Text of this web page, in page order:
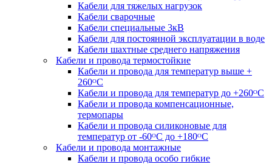
Кабели для тяжелых нагрузок
Кабели сварочные
Кабели специальные 3кВ
Кабели для постоянной эксплуатации в воде
Кабели шахтные среднего напряжения
Кабели и провода термостойкие
Кабели и провода для температур выше +
260ᴼС
Кабели и провода для температур до +260ᴼС
Кабели и провода компенсационные,
термопары
Кабели и провода силиконовые для
температур от -60ᴼC до +180ᴼС
Кабели и провода монтажные
Кабели и провода особо гибкие